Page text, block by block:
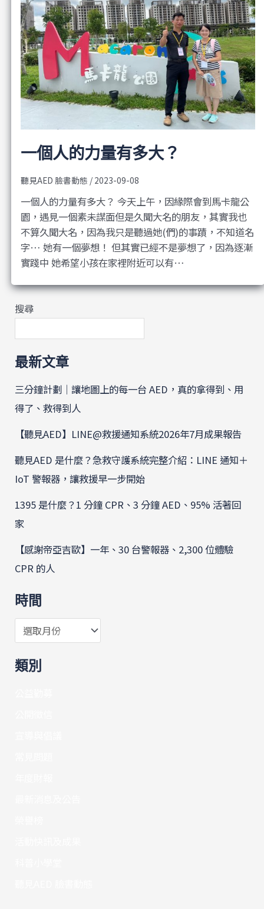
一個人的力量有多大？
聽見AED 臉書動態 / 2023-09-08
一個人的力量有多大？ 今天上午，因緣際會到馬卡龍公
園，遇見一個素未謀面但是久聞大名的朋友，其實我也
不算久聞大名，因為我只是聽過她(們)的事蹟，不知道名
字… 她有一個夢想！ 但其實已經不是夢想了，因為逐漸
實踐中 她希望小孩在家裡附近可以有…
搜尋
最新文章
三分鐘計劃｜讓地圖上的每一台 AED，真的拿得到、用
得了、救得到人
【聽見AED】LINE@救援通知系統2026年7月成果報告
聽見AED 是什麼？急救守護系統完整介紹：LINE 通知＋
IoT 警報器，讓救援早一步開始
1395 是什麼？1 分鐘 CPR、3 分鐘 AED、95% 活著回
家
【感謝帝亞吉歐】一年、30 台警報器、2,300 位體驗
CPR 的人
時間
類別